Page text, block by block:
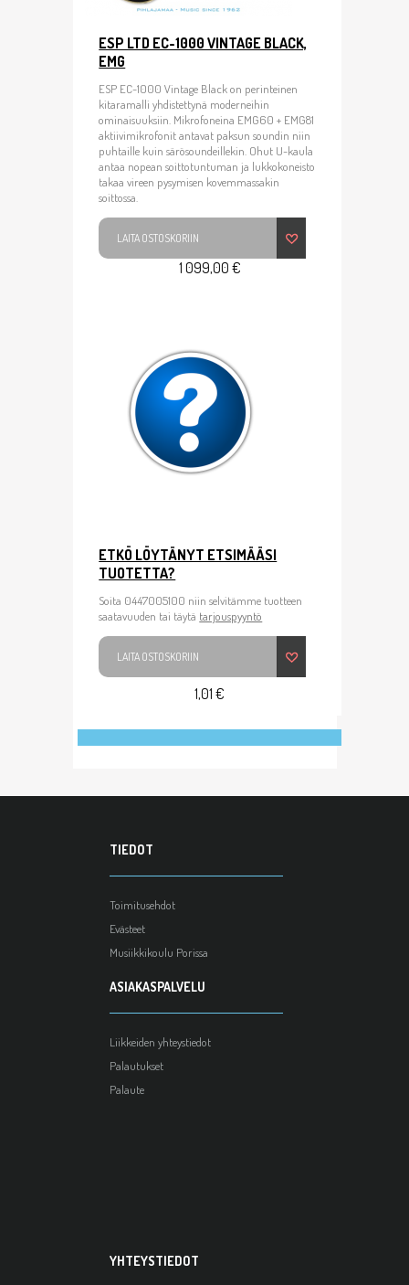
ESP LTD EC-1000 VINTAGE BLACK,
EMG
ESP EC-1000 Vintage Black on perinteinen
kitaramalli yhdistettynä moderneihin
ominaisuuksiin. Mikrofoneina EMG60 + EMG81
aktiivimikrofonit antavat paksun soundin niin
puhtaille kuin särösoundeillekin. Ohut U-kaula
antaa nopean soittotuntuman ja lukkokoneisto
takaa vireen pysymisen kovemmassakin
soittossa.
LAITA OSTOSKORIIN
1 099,00 €
ETKÖ LÖYTÄNYT ETSIMÄÄSI
TUOTETTA?
Soita 0447005100 niin selvitämme tuotteen
saatavuuden tai täytä tarjouspyyntö
LAITA OSTOSKORIIN
1,01 €
TIEDOT
Toimitusehdot
Evästeet
Musiikkikoulu Porissa
ASIAKASPALVELU
Liikkeiden yhteystiedot
Palautukset
Palaute
YHTEYSTIEDOT